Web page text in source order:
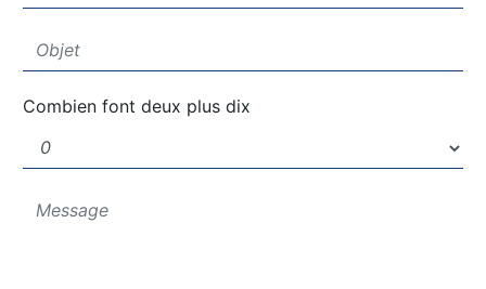
Combien font deux plus dix